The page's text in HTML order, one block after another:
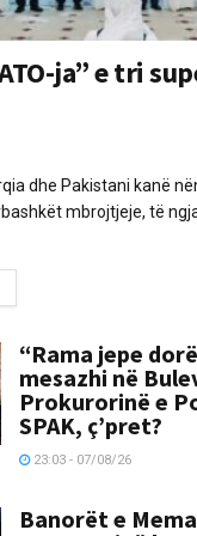
ja” e tri
dhe Pakistani kanë
mbrojtjeje, të
“Rama jepe
mesazhi në
Prokurorinë e
SPAK, ç’pret?
23:03 - 07/08/26
Banorët e